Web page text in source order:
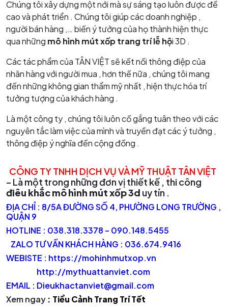
Chúng tôi xây dựng một nới mà sự sáng tạo luôn được đề
cao và phát triển . Chúng tôi giúp các doanh nghiệp ,
người bán hàng ,… biến ý tưởng của họ thành hiện thực
qua những mô hình mút xốp trang trí lễ hội 3D .
Các tác phẩm của TÂN VIỆT sẽ kết nối thông điệp của
nhãn hàng với người mua , hơn thế nữa , chúng tôi mang
đến những không gian thẩm mỹ nhất , hiện thực hóa trí
tưởng tượng của khách hàng .
Là một công ty , chúng tôi luôn cố gắng tuân theo với các
nguyên tắc làm việc của mình và truyền đạt các ý tưởng ,
thông điệp ý nghĩa đến cộng đồng .
CÔNG TY TNHH DỊCH VỤ VÀ MỸ THUẬT TÂN VIỆT
– Là một trong những đơn vị thiết kế , thi công
điêu khắc mô hình mút xốp 3d uy tín .
ĐỊA CHỈ : 8/5A ĐƯỜNG SỐ 4, PHƯỜNG LONG TRƯỜNG ,
QUẬN 9
HOTLINE : 038.318.3378 – 090.148.5455
ZALO TƯ VẤN KHÁCH HÀNG : 036.674.9416
WEBISTE : https://mohinhmutxop.vn
http://mythuattanviet.com
EMAIL : Dieukhactanviet@gmail.com
Xem ngay : Tiểu Cảnh Trang Trí Tết